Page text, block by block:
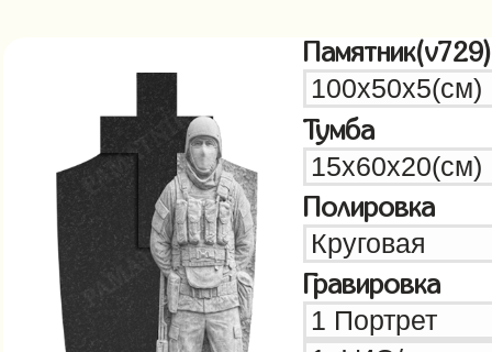
Памятник(v729)
Тумба
Полировка
Гравировка